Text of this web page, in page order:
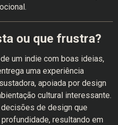
ou que frustra?
um indie com boas ideias,
uma experiência
apoiada por design
cultural interessante.
de design que
resultando em